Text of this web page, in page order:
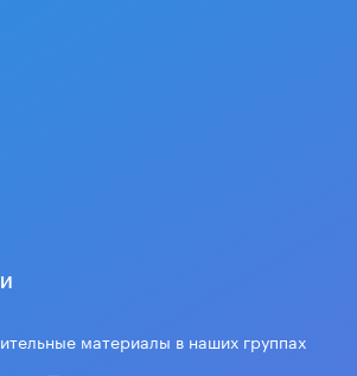
материалы в наших группах